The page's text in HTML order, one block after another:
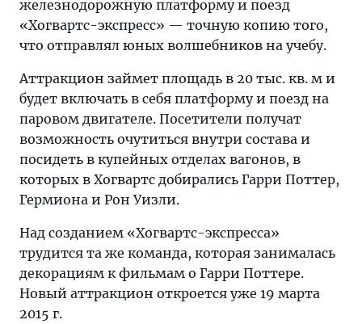
железнодорожную платформу и поезд
«Хогвартс-экспресс» — точную копию того,
что отправлял юных волшебников на учебу.
Аттракцион займет площадь в 20 тыс. кв. м и
будет включать в себя платформу и поезд на
паровом двигателе. Посетители получат
возможность очутиться внутри состава и
посидеть в купейных отделах вагонов, в
которых в Хогвартс добирались Гарри Поттер,
Гермиона и Рон Уизли.
Над созданием «Хогвартс-экспресса»
трудится та же команда, которая занималась
декорациям к фильмам о Гарри Поттере.
Новый аттракцион откроется уже 19 марта
2015 г.